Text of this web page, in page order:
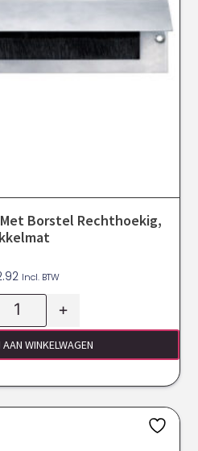
Borstel Rechthoekig,
Incl. BTW
+
WINKELWAGEN